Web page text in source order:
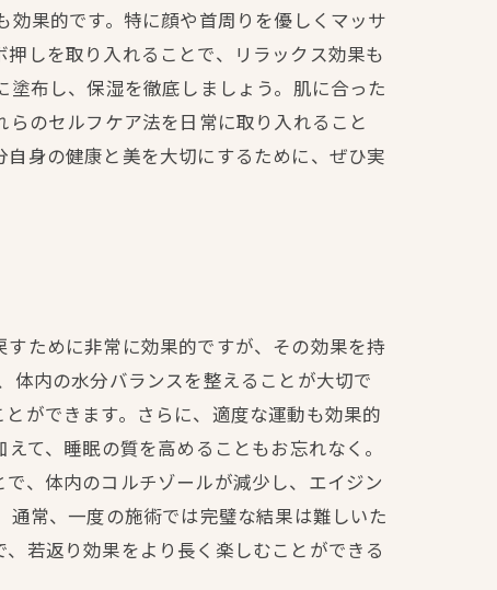
果的です。特に顔や首周りを優しくマッサ
しを取り入れることで、リラックス効果も
布し、保湿を徹底しましょう。肌に合った
のセルフケア法を日常に取り入れること
身の健康と美を大切にするために、ぜひ実
ために非常に効果的ですが、その効果を持
体内の水分バランスを整えることが大切で
ができます。さらに、適度な運動も効果的
て、睡眠の質を高めることもお忘れなく。
、体内のコルチゾールが減少し、エイジン
常、一度の施術では完璧な結果は難しいた
若返り効果をより長く楽しむことができる